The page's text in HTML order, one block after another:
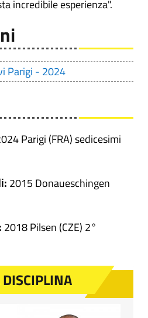
incredibile esperienza".
Parigi - 2024
Parigi (FRA) sedicesimi
2015 Donaueschingen
2018 Pilsen (CZE) 2°